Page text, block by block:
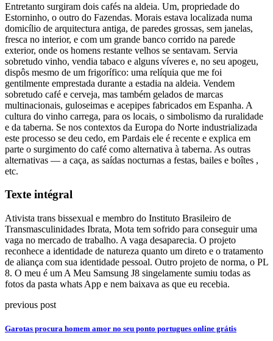
Entretanto surgiram dois cafés na aldeia. Um, propriedade do
Estorninho, o outro do Fazendas. Morais estava localizada numa
domicílio de arquitectura antiga, de paredes grossas, sem janelas,
fresca no interior, e com um grande banco corrido na parede
exterior, onde os homens restante velhos se sentavam. Servia
sobretudo vinho, vendia tabaco e alguns víveres e, no seu apogeu,
dispôs mesmo de um frigorífico: uma relíquia que me foi
gentilmente emprestada durante a estadia na aldeia. Vendem
sobretudo café e cerveja, mas também gelados de marcas
multinacionais, guloseimas e acepipes fabricados em Espanha. A
cultura do vinho carrega, para os locais, o simbolismo da ruralidade
e da taberna. Se nos contextos da Europa do Norte industrializada
este processo se deu cedo, em Pardais ele é recente e explica em
parte o surgimento do café como alternativa à taberna. As outras
alternativas — a caça, as saídas nocturnas a festas, bailes e boîtes ,
etc.
Texte intégral
Ativista trans bissexual e membro do Instituto Brasileiro de
Transmasculinidades Ibrata, Mota tem sofrido para conseguir uma
vaga no mercado de trabalho. A vaga desaparecia. O projeto
reconhece a identidade de natureza quanto um direto e o tratamento
de aliança com sua identidade pessoal. Outro projeto de norma, o PL
8. O meu é um A Meu Samsung J8 singelamente sumiu todas as
fotos da pasta whats App e nem baixava as que eu recebia.
previous post
Garotas procura homem amor no seu ponto portugues online grátis